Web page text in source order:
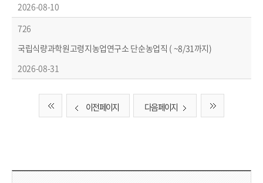
2026-08-10
726
국립식량과학원고령지농업연구소 단순농업직 ( ~8/31까지)
2026-08-31
이전 페이지 다음 페이지
담당부서 정보 & 컨텐츠 만족도 조사 & 공공저작물 자유이용 허락 표시